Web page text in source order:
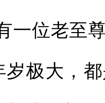
一位老至
岁极大，